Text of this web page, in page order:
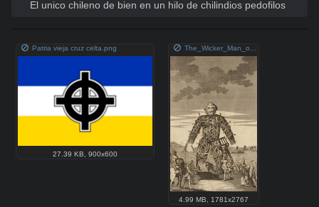
El unico chileno de bien en un hilo de chilindios pedofilos
Patria vieja cruz celta.png
27.39 KB,900x600
The_Wicker_Man_of_the_Druids.jpg
4.99 MB,1781x2767